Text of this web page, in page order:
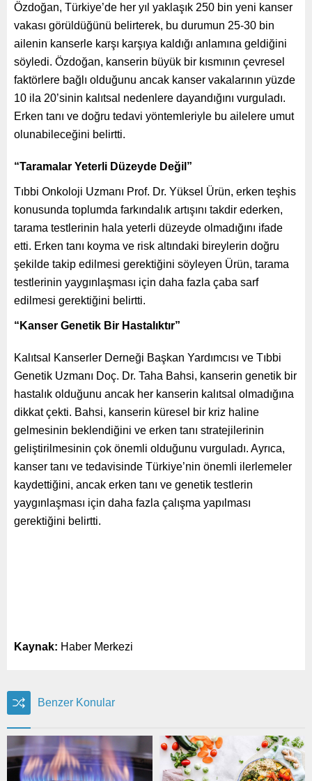
Özdoğan, Türkiye’de her yıl yaklaşık 250 bin yeni kanser
vakası görüldüğünü belirterek, bu durumun 25-30 bin
ailenin kanserle karşı karşıya kaldığı anlamına geldiğini
söyledi. Özdoğan, kanserin büyük bir kısmının çevresel
faktörlere bağlı olduğunu ancak kanser vakalarının yüzde
10 ila 20’sinin kalıtsal nedenlere dayandığını vurguladı.
Erken tanı ve doğru tedavi yöntemleriyle bu ailelere umut
olunabileceğini belirtti.
“Taramalar Yeterli Düzeyde Değil”
Tıbbi Onkoloji Uzmanı Prof. Dr. Yüksel Ürün, erken teşhis
konusunda toplumda farkındalık artışını takdir ederken,
tarama testlerinin hala yeterli düzeyde olmadığını ifade
etti. Erken tanı koyma ve risk altındaki bireylerin doğru
şekilde takip edilmesi gerektiğini söyleyen Ürün, tarama
testlerinin yaygınlaşması için daha fazla çaba sarf
edilmesi gerektiğini belirtti.
“Kanser Genetik Bir Hastalıktır”
Kalıtsal Kanserler Derneği Başkan Yardımcısı ve Tıbbi
Genetik Uzmanı Doç. Dr. Taha Bahsi, kanserin genetik bir
hastalık olduğunu ancak her kanserin kalıtsal olmadığına
dikkat çekti. Bahsi, kanserin küresel bir kriz haline
gelmesinin beklendiğini ve erken tanı stratejilerinin
geliştirilmesinin çok önemli olduğunu vurguladı. Ayrıca,
kanser tanı ve tedavisinde Türkiye’nin önemli ilerlemeler
kaydettiğini, ancak erken tanı ve genetik testlerin
yaygınlaşması için daha fazla çalışma yapılması
gerektiğini belirtti.
Kaynak: Haber Merkezi
Benzer Konular